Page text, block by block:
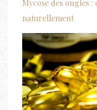
Mycose des ongles
naturellement